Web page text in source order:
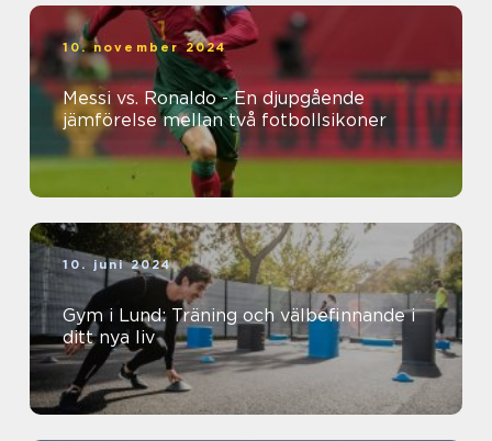
10. november 2024
Messi vs. Ronaldo - En djupgående
jämförelse mellan två fotbollsikoner
10. juni 2024
Gym i Lund: Träning och välbefinnande i
ditt nya liv